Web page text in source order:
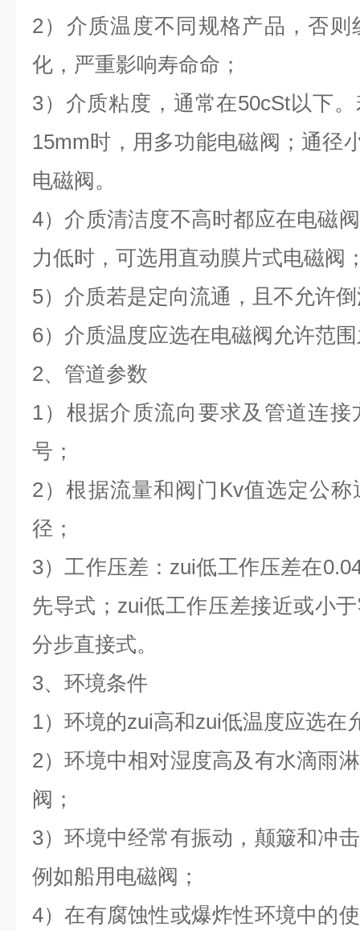
2）介质温度不同规格产品，否
化，严重影响寿命命；
3）介质粘度，通常在50cSt以下
15mm时，用多功能电磁阀；通径
电磁阀。
4）介质清洁度不高时都应在电磁
力低时，可选用直动膜片式电磁阀
5）介质若是定向流通，且不允许
6）介质温度应选在电磁阀允许范
2、管道参数
1）根据介质流向要求及管道连
号；
2）根据流量和阀门Kv值选定公
径；
3）工作压差：zui低工作压差在
先导式；zui低工作压差接近或小
分步直接式。
3、环境条件
1）环境的zui高和zui低温度应选在
2）环境中相对湿度高及有水滴雨
阀；
3）环境中经常有振动，颠簸和冲
例如船用电磁阀；
4）在有腐蚀性或爆炸性环境中的